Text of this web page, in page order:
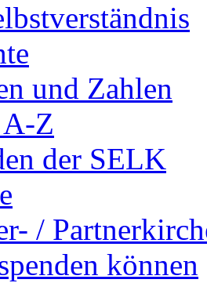
und Zahlen
Z
der SELK
/
können